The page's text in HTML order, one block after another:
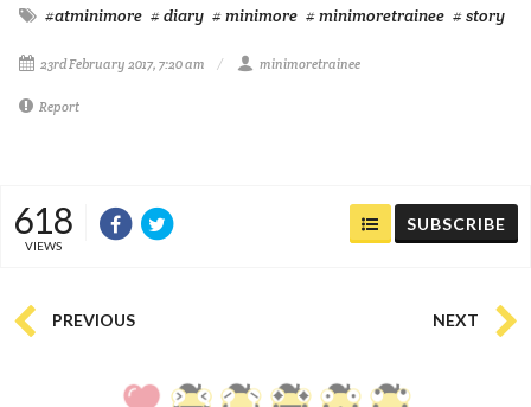
#atminimore # diary # minimore # minimoretrainee # story
23rd February 2017, 7:20 am minimoretrainee
Report
618
VIEWS
SUBSCRIBE
PREVIOUS NEXT